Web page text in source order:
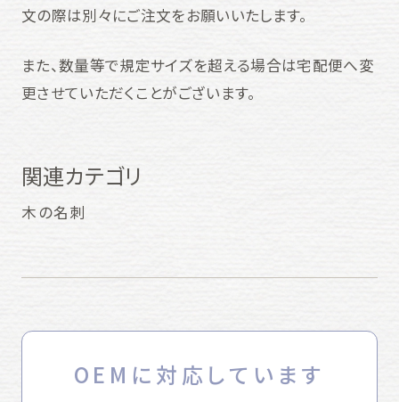
文の際は別々にご注文をお願いいたします。
また、数量等で規定サイズを超える場合は宅配便へ変
更させていただくことがございます。
関連カテゴリ
木の名刺
OEMに対応しています